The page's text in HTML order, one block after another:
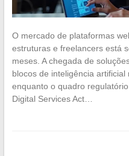
O mercado de plataformas
estruturas e freelancers está
meses. A chegada de
blocos de inteligência artificial
enquanto o quadro
Digital Services Act…